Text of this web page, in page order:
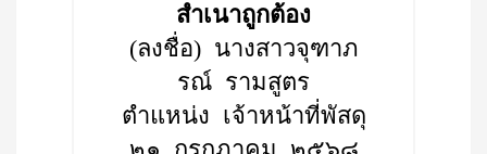
สำเนาถูกต้อง
(ลงชื่อ) นางสาวจุฑาภ
รณ์ รามสูตร
ตำแหน่ง เจ้าหน้าที่พัสดุ